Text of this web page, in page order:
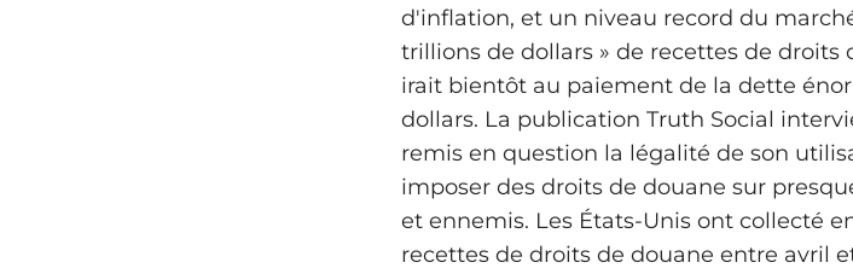
d'inflation, et un niveau record du
trillions de dollars » de recettes de
irait bientôt au paiement de la dette
dollars. La publication Truth Social
remis en question la légalité de son
imposer des droits de douane sur
et ennemis. Les États‑Unis ont collecté
recettes de droits de douane entre avril